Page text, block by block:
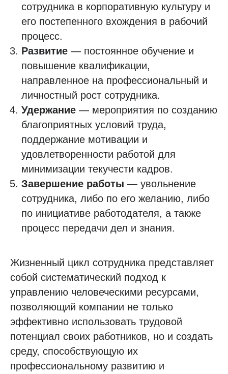
сотрудника в корпоративную культуру и
его постепенного вхождения в рабочий
процесс.
Развитие — постоянное обучение и
повышение квалификации,
направленное на профессиональный и
личностный рост сотрудника.
Удержание — мероприятия по созданию
благоприятных условий труда,
поддержание мотивации и
удовлетворенности работой для
минимизации текучести кадров.
Завершение работы — увольнение
сотрудника, либо по его желанию, либо
по инициативе работодателя, а также
процесс передачи дел и знания.
Жизненный цикл сотрудника представляет
собой систематический подход к
управлению человеческими ресурсами,
позволяющий компании не только
эффективно использовать трудовой
потенциал своих работников, но и создать
среду, способствующую их
профессиональному развитию и